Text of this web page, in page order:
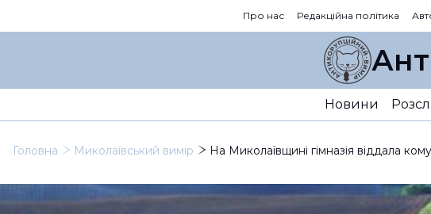
Про нас Редакційна політика
Новини
Головна Миколаївський вимір На Миколаївщині гімназія віддала